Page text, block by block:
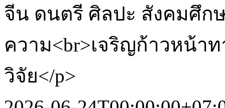
จีน ดนตรี ศิลปะ สังคมศึก
ความ<br>เจริญก้าวหน้า
วิจัย</p>